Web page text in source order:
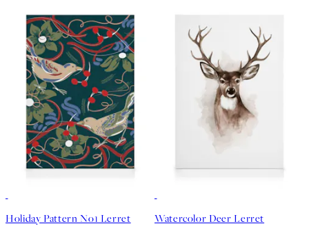
Holiday Pattern No1 Lerret Watercolor Deer Lerret